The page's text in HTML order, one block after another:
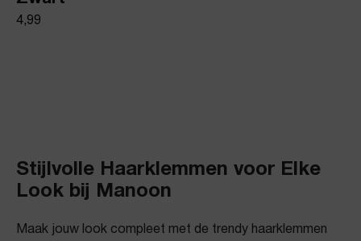
4,99
Stijlvolle Haarklemmen voor Elke
Look bij Manoon
Maak jouw look compleet met de trendy haarklemmen